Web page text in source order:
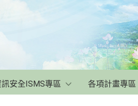
安全ISMS專區 各項計畫專區